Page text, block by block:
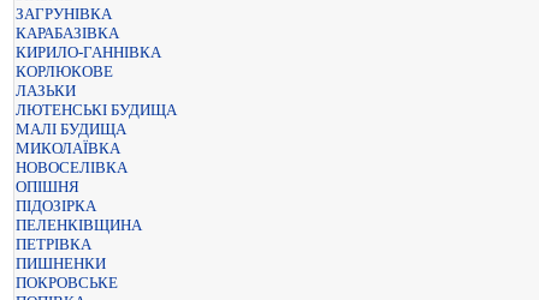
ЗАГРУНІВКА
КАРАБАЗІВКА
КИРИЛО-ГАННІВКА
КОРЛЮКОВЕ
ЛАЗЬКИ
ЛЮТЕНСЬКІ БУДИЩА
МАЛІ БУДИЩА
МИКОЛАЇВКА
НОВОСЕЛІВКА
ОПІШНЯ
ПІДОЗІРКА
ПЕЛЕНКІВЩИНА
ПЕТРІВКА
ПИШНЕНКИ
ПОКРОВСЬКЕ